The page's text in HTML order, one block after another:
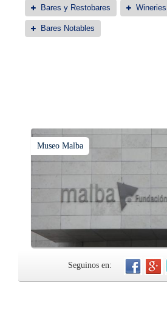
Bares y Restobares Wineries
Bares Notables
Museo Malba
Seguinos en: